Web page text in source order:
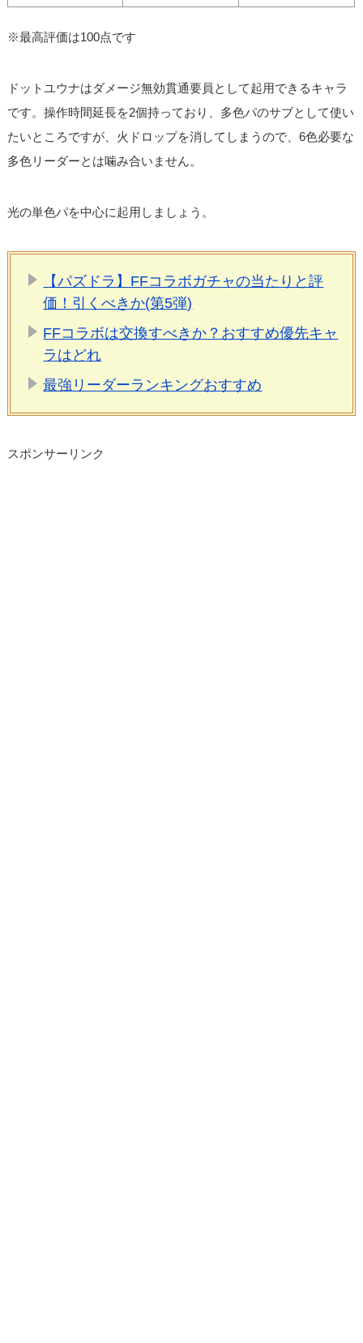
※最高評価は100点です
ドットユウナはダメージ無効貫通要員として起用できるキャラ
です。操作時間延長を2個持っており、多色パのサブとして使い
たいところですが、火ドロップを消してしまうので、6色必要な
多色リーダーとは噛み合いません。
光の単色パを中心に起用しましょう。
【パズドラ】FFコラボガチャの当たりと評
価！引くべきか(第5弾)
FFコラボは交換すべきか？おすすめ優先キャ
ラはどれ
最強リーダーランキングおすすめ
スポンサーリンク